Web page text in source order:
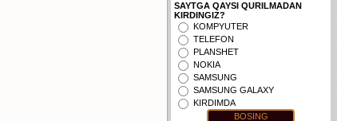
SAYTGA QAYSI QURILMADAN
KIRDINGIZ?
KOMPYUTER
TELEFON
PLANSHET
NOKIA
SAMSUNG
SAMSUNG GALAXY
KIRDIMDA